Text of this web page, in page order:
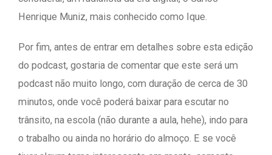
Henrique Muniz, mais conhecido como Ique.
Por fim, antes de entrar em detalhes sobre esta edição
do podcast, gostaria de comentar que este será um
podcast não muito longo, com duração de cerca de 30
minutos, onde você poderá baixar para escutar no
trânsito, na escola (não durante a aula, hehe), indo para
o trabalho ou ainda no horário do almoço. E se você